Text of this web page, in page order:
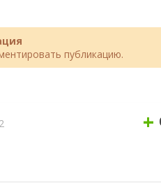
публикацию.
+